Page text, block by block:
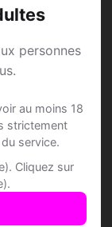
personnes
au moins 18
strictement
service.
Cliquez sur
à
et des